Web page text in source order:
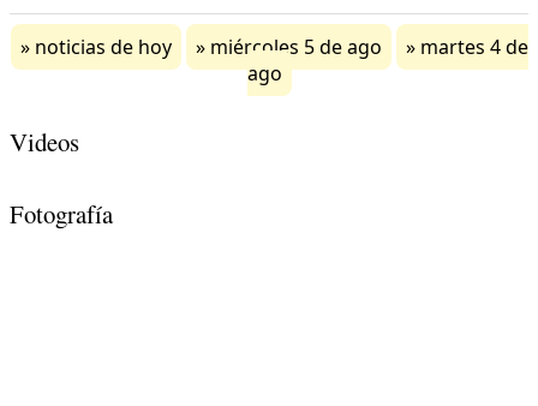
noticias de hoy miércoles 5 de ago
martes 4 de
ago
Videos
Fotografía